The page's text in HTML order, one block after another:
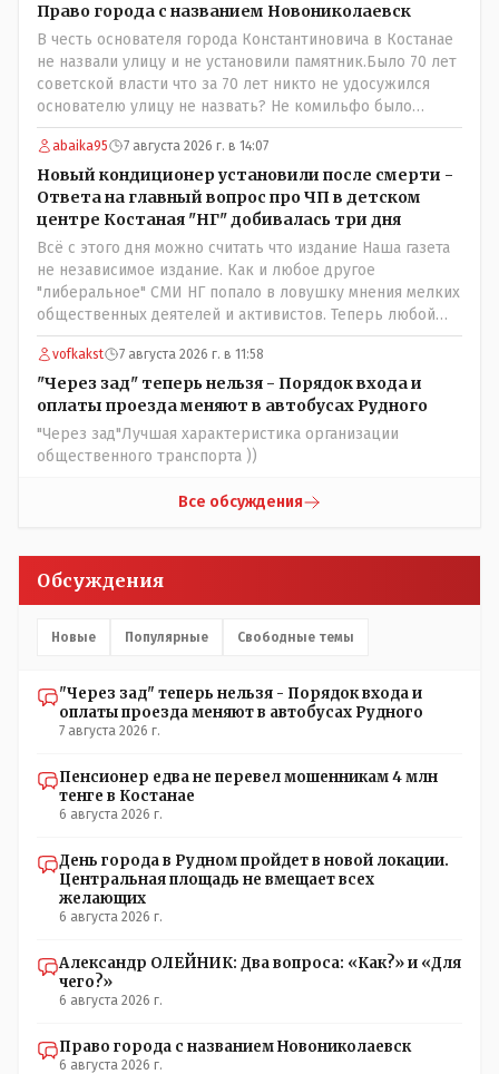
Писать "как надо" редакция не будет. Но мы будем
публиковать полную и объективную информацию. А
потом продолжать тему. если выяснятся новые
обстоятельства.
Право города с названием Новониколаевск
В честь основателя города Константиновича в Костанае
не назвали улицу и не установили памятник.Было 70 лет
советской власти что за 70 лет никто не удосужился
основателю улицу не назвать? Не комильфо было
генерал-губернаторам улицы дарить? При СССР что то
знали о нем такое нехорошее? Ну и сейчас значит не
надо. Обойдёмся как-нибудь vofkakst: Где ономасты,
которые топят за возвращение исторических
названийТак вернули же историческое Кустанай
коренное название городишка
abaika95 7 августа 2026 г. в 14:07
Новый кондиционер установили после смерти -
Ответа на главный вопрос про ЧП в детском
центре Костаная "НГ" добивалась три дня
Всё с этого дня можно считать что издание Наша газета
не независимое издание. Как и любое другое
"либеральное" СМИ НГ попало в ловушку мнения мелких
общественных деятелей и активистов. Теперь любой
активист и НПОшник будет поносить и диктовать
условия газете информационно бомбордируя ее пока та
не начнет писать "как надо" определенному кругу лиц.
Редакторская политика, коллектив журналистов уже
ниче не значат. Прискорбно и иронично
vofkakst 7 августа 2026 г. в 11:58
"Через зад" теперь нельзя - Порядок входа и
оплаты проезда меняют в автобусах Рудного
"Через зад"Лучшая характеристика организации
общественного транспорта ))
Все обсуждения
Обсуждения
Новые Популярные Свободные темы
"Через зад" теперь нельзя - Порядок входа и
оплаты проезда меняют в автобусах Рудного
7 августа 2026 г.
Пенсионер едва не перевел мошенникам 4 млн
тенге в Костанае
6 августа 2026 г.
День города в Рудном пройдет в новой локации.
Центральная площадь не вмещает всех
желающих
6 августа 2026 г.
Александр ОЛЕЙНИК: Два вопроса: «Как?» и «Для
чего?»
6 августа 2026 г.
Право города с названием Новониколаевск
6 августа 2026 г.